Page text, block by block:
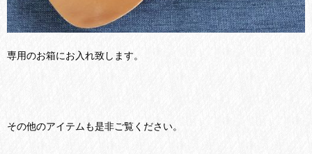
専用のお箱にお入れ致します。
その他のアイテムも是非ご覧ください。